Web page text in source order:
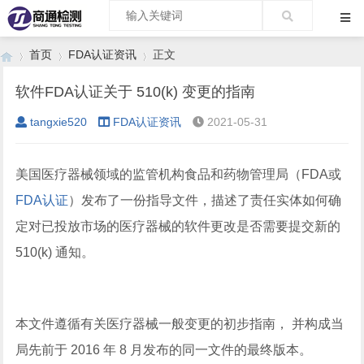
›
首页
›
FDA认证资讯
›
正文
软件FDA认证关于 510(k) 变更的指南
tangxie520 FDA认证资讯 2021-05-31
美国医疗器械领域的监管机构食品和药物管理局（FDA或
FDA认证）发布了一份指导文件，描述了责任实体如何确
定对已投放市场的医疗器械的软件更改是否需要提交新的
510(k) 通知。
本文件遵循有关医疗器械一般变更的初步指南， 并构成当
局先前于 2016 年 8 月发布的同一文件的最终版本。